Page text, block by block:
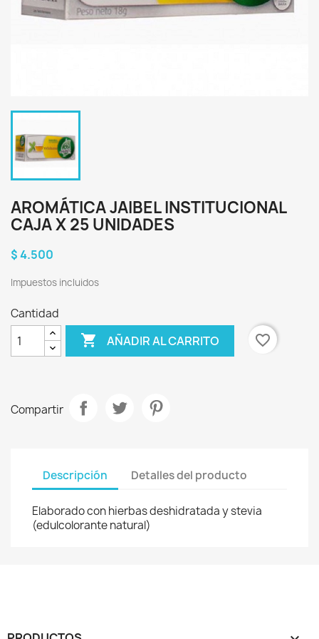
AROMÁTICA JAIBEL INSTITUCIONAL
CAJA X 25 UNIDADES
$ 4.500
Impuestos incluidos
Cantidad
 AÑADIR AL CARRITO favorite_border
Compartir
Descripción Detalles del producto
Elaborado con hierbas deshidratada y stevia
(edulcolorante natural)